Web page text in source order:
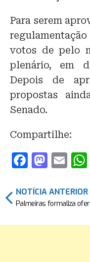
Para serem
votos de pelo
plenário, em
Depois de
propostas
Senado.
Compartilhe:
F
c
e
b
M
st
o
d
E
ai
l
NOTÍCIA ANTERIOR